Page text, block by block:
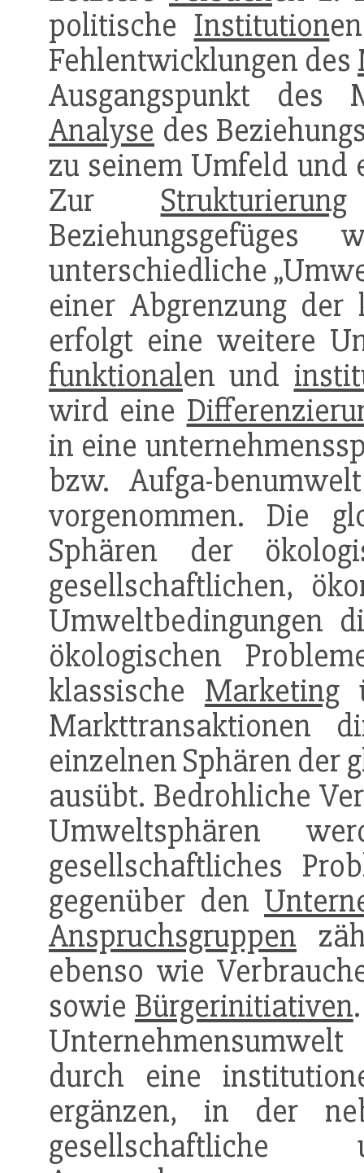
politische Institution
Fehlentwicklungen des
Ausgangspunkt des
Analyse des
zu seinem Umfeld und
Zur Strukturierung
unterschiedliche
einer Abgrenzung der
erfolgt eine weitere
funktionalen und
wird eine
in eine
bzw. Aufga-
vorgenommen. Die
Sphären der
gesellschaftlichen,
Umweltbedingungen
ökologischen
klassische Marketing
Markttransaktionen
einzelnen Sphären der
ausübt. Bedrohliche
Umweltsphären
gesellschaftliches
gegenüber den
Anspruchsgruppen
ebenso wie
sowie Bürgerinitiativen
durch eine
ergänzen, in der
gesellschaftliche